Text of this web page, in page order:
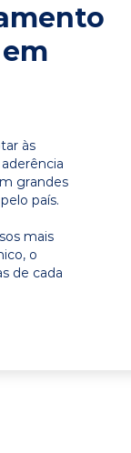
às
grandes
país.
mais
o
de cada